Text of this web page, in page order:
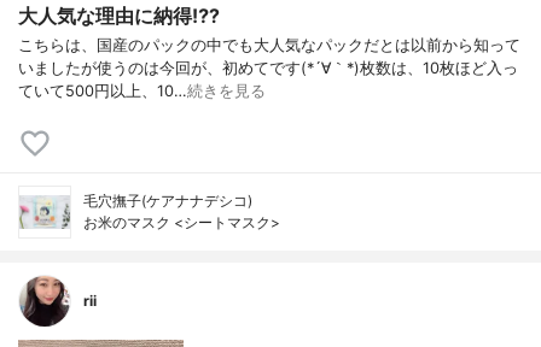
大人気な理由に納得⁉️?
こちらは、国産のパックの中でも大人気なパックだとは以前から知って
いましたが使うのは今回が、初めてです(*´∀｀*)枚数は、10枚ほど入っ
ていて500円以上、10…続きを見る
毛穴撫子(ケアナナデシコ)
お米のマスク <シートマスク>
rii